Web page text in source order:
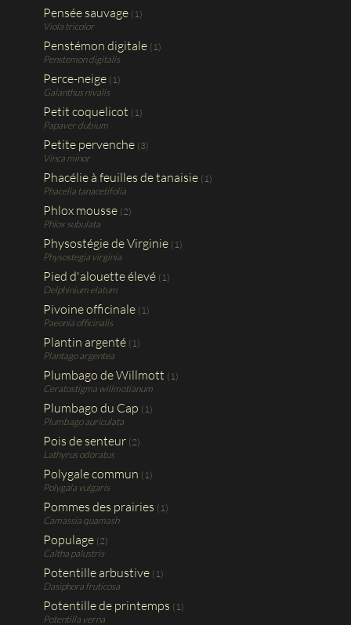
Pensée sauvage (1)
Viola tricolor
Penstémon digitale (1)
Penstemon digitalis
Perce-neige (1)
Galanthus nivalis
Petit coquelicot (1)
Papaver dubium
Petite pervenche (3)
Vinca minor
Phacélie à feuilles de tanaisie (1)
Phacelia tanacetifolia
Phlox mousse (2)
Phlox subulata
Physostégie de Virginie (1)
Physostegia virginia
Pied d'alouette élevé (1)
Delphinium elatum
Pivoine officinale (1)
Paeonia officinalis
Plantin argenté (1)
Plantago argentea
Plumbago de Willmott (1)
Ceratostigma willmotianum
Plumbago du Cap (1)
Plumbago auriculata
Pois de senteur (2)
Lathyrus odoratus
Polygale commun (1)
Polygala vulgaris
Pommes des prairies (1)
Camassia quamash
Populage (2)
Caltha palustris
Potentille arbustive (1)
Dasiphora fruticosa
Potentille de printemps (1)
Potentilla verna